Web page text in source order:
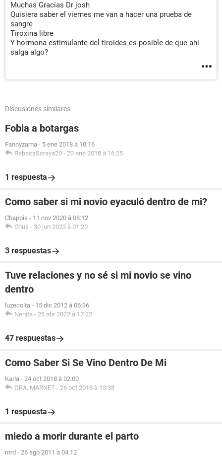
Muchas Gracias Dr josh
Quisiera saber el viernes me van a hacer una prueba de
sangre
Tiroxina libre
Y hormona estimulante del tiroides es posible de que ahi
salga algo?
Discusiones similares
Fobia a botargas
Fannyzama - 5 ene 2018 à 10:16
RebecaSoraya20 - 20 ene 2018 à 16:25
1 respuesta
Como saber si mi novio eyaculó dentro de mi?
Chappis - 11 nov 2020 à 08:12
Chus - 30 jun 2023 à 01:20
3 respuestas
Tuve relaciones y no sé si mi novio se vino
dentro
luzecoita - 15 dic 2012 à 06:36
Nenita - 26 abr 2022 à 17:22
47 respuestas
Como Saber Si Se Vino Dentro De Mi
Karla - 24 oct 2018 à 02:00
DRA. MARNET - 26 oct 2018 à 13:38
1 respuesta
miedo a morir durante el parto
mrd - 26 ago 2011 à 04:12